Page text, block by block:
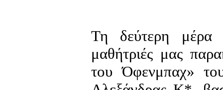
Τη δεύτερη μέρα
μαθήτριές μας
του Όφενμπαχ»